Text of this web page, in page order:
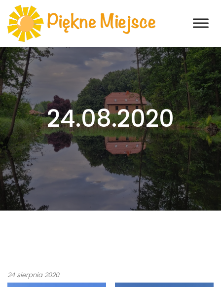
24.08.2020
24 sierpnia 2020